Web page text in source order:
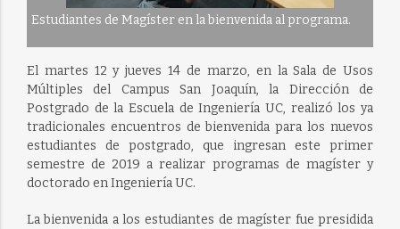
Estudiantes de Magíster en la bienvenida al programa.
El martes 12 y jueves 14 de marzo, en la Sala de Usos
Múltiples del Campus San Joaquín, la Dirección de
Postgrado de la Escuela de Ingeniería UC, realizó los ya
tradicionales encuentros de bienvenida para los nuevos
estudiantes de postgrado, que ingresan este primer
semestre de 2019 a realizar programas de magíster y
doctorado en Ingeniería UC.
La bienvenida a los estudiantes de magíster fue presidida